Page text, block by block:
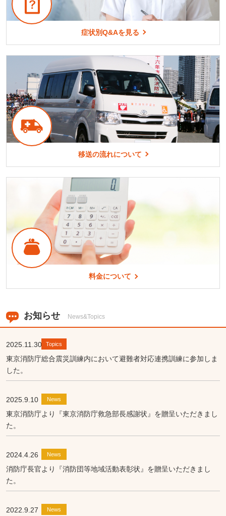
症状別Q&Aを見る
移送の流れについて
料金について
お知らせ News&Topics
2025.11.30 Topics
東京消防庁総合震災訓練内において避難者対応連携訓練に参加しま
した。
2025.9.10 News
東京消防庁より『東京消防庁救急部長感謝状』を贈呈いただきまし
た。
2024.4.26 News
消防庁長官より『消防団等地域活動表彰状』を贈呈いただきまし
た。
2022.9.27 News